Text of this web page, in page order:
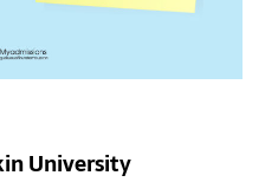
University